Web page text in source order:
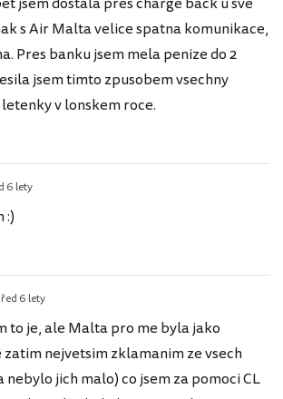
s Air Malta velice spatna komunikace,
Pres banku jsem mela penize do 2
jsem timto zpusobem vsechny
v lonskem roce.
6 lety
:)
6 lety
to je, ale Malta pro me byla jako
zatim nejvetsim zklamanim ze vsech
nebylo jich malo) co jsem za pomoci CL